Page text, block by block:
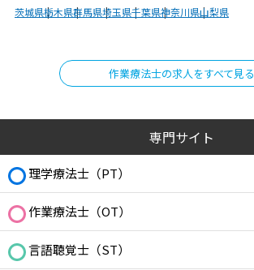
茨城県栃木県群馬県埼玉県千葉県神奈川県山梨県
作業療法士の求人をすべて見る
専門サイト
理学療法士（PT）
作業療法士（OT）
言語聴覚士（ST）